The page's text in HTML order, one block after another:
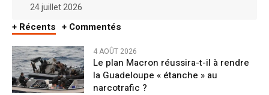
24 juillet 2026
+ Récents + Commentés
4 AOÛT 2026
Le plan Macron réussira-t-il à rendre
la Guadeloupe « étanche » au
narcotrafic ?